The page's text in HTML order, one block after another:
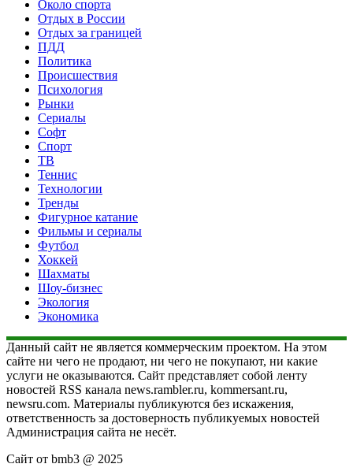
Около спорта
Отдых в России
Отдых за границей
ПДД
Политика
Происшествия
Психология
Рынки
Сериалы
Софт
Спорт
ТВ
Теннис
Технологии
Тренды
Фигурное катание
Фильмы и сериалы
Футбол
Хоккей
Шахматы
Шоу-бизнес
Экология
Экономика
Данный сайт не является коммерческим проектом. На этом
сайте ни чего не продают, ни чего не покупают, ни какие
услуги не оказываются. Сайт представляет собой ленту
новостей RSS канала news.rambler.ru, kommersant.ru,
newsru.com. Материалы публикуются без искажения,
ответственность за достоверность публикуемых новостей
Администрация сайта не несёт.
Сайт от bmb3 @ 2025